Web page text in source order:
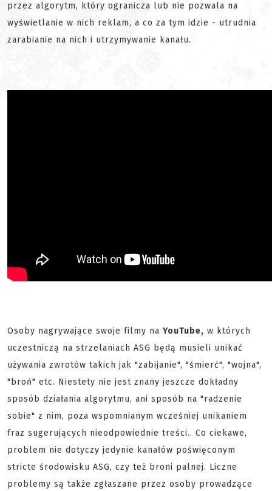
przez algorytm, który ogranicza lub nie pozwala na
wyświetlanie w nich reklam, a co za tym idzie - utrudnia
zarabianie na nich i utrzymywanie kanału.
Osoby nagrywające swoje filmy na YouTube, w których
uczestniczą na strzelaniach ASG będą musieli unikać
używania zwrotów takich jak "zabijanie", "śmierć", "wojna",
"broń" etc. Niestety nie jest znany jeszcze dokładny
sposób działania algorytmu, ani sposób na "radzenie
sobie" z nim, poza wspomnianym wcześniej unikaniem
fraz sugerujących nieodpowiednie treści.. Co ciekawe,
problem nie dotyczy jedynie kanałów poświęconym
stricte środowisku ASG, czy też broni palnej. Liczne
problemy są także zgłaszane przez osoby prowadzące